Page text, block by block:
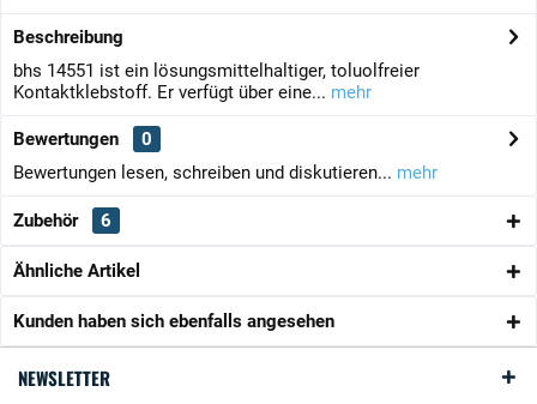
Beschreibung
bhs 14551 ist ein lösungsmittelhaltiger, toluolfreier
Kontaktklebstoff. Er verfügt über eine... mehr
Bewertungen
0
Bewertungen lesen, schreiben und diskutieren... mehr
Zubehör 6
Ähnliche Artikel
Kunden haben sich ebenfalls angesehen
NEWSLETTER